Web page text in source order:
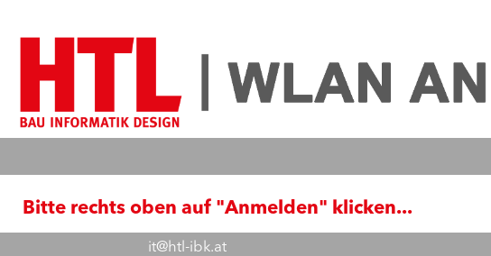
Bitte rechts oben auf "Anmelden" klicken...
it@htl-ibk.at